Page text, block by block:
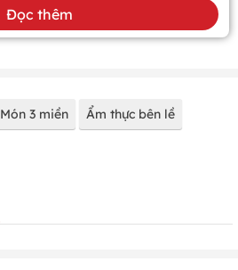
Đọc thêm
Món 3 miền Ẩm thực bên lề